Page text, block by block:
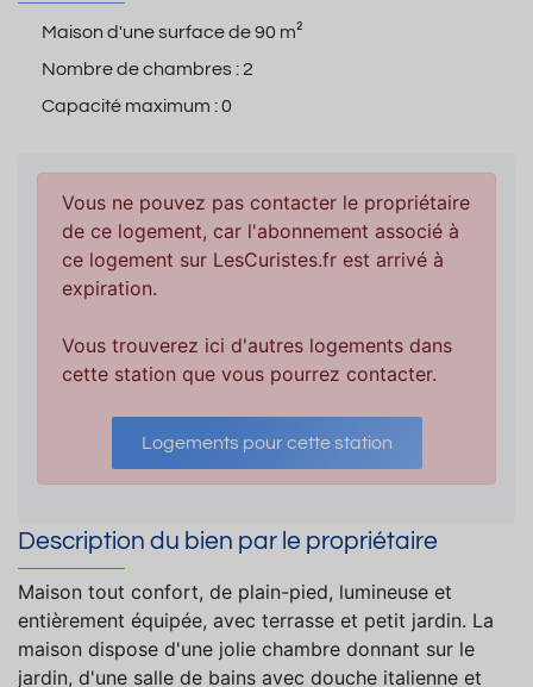
Maison d'une surface de90 m²
Nombre de chambres :2
Capacité maximum :0
Vous ne pouvez pas contacter le propriétaire
de ce logement, car l'abonnement associé à
ce logement sur LesCuristes.fr est arrivé à
expiration.
Vous trouverez ici d'autres logements dans
cette station que vous pourrez contacter.
Logements pour cette station
Description du bien par le propriétaire
Maison tout confort, de plain-pied, lumineuse et
entièrement équipée, avec terrasse et petit jardin. La
maison dispose d'une jolie chambre donnant sur le
jardin, d'une salle de bains avec douche italienne et